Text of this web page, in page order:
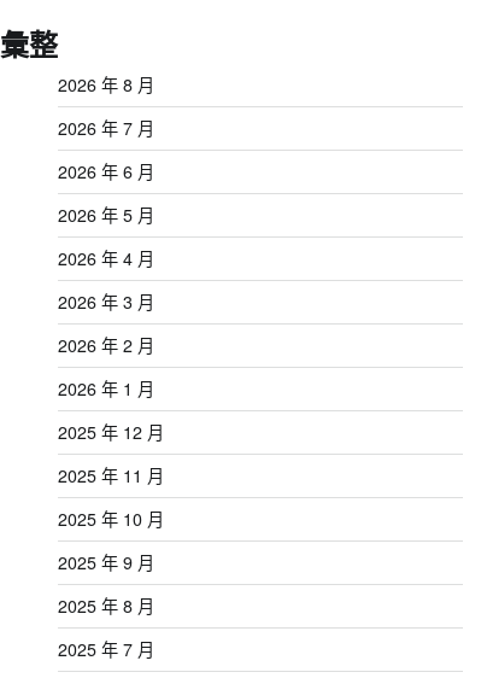
彙整
2026 年 8 月
2026 年 7 月
2026 年 6 月
2026 年 5 月
2026 年 4 月
2026 年 3 月
2026 年 2 月
2026 年 1 月
2025 年 12 月
2025 年 11 月
2025 年 10 月
2025 年 9 月
2025 年 8 月
2025 年 7 月